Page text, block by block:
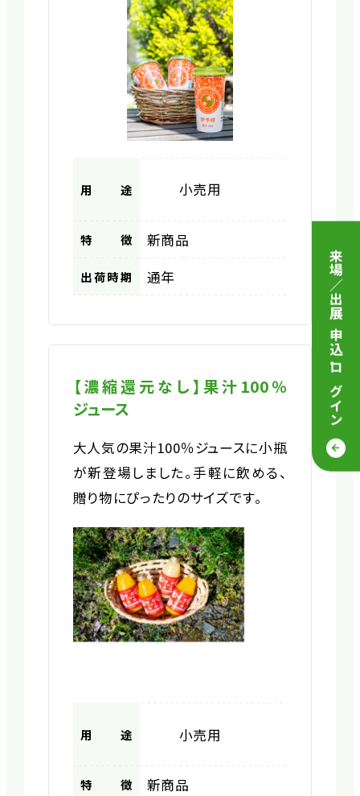
来場／出展 申込
・
ログイン
用途 小売用
特徴 新商品
出荷時期 通年
【濃縮還元なし】果汁100％
ジュース
大人気の果汁100％ジュースに小瓶
が新登場しました。手軽に飲める、
贈り物にぴったりのサイズです。
用途 小売用
特徴 新商品